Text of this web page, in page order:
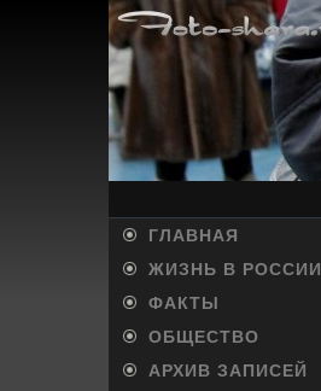
ГЛАВНАЯ
ЖИЗНЬ В РОССИИ
ФАКТЫ
ОБЩЕСТВО
АРХИВ ЗАПИСЕЙ